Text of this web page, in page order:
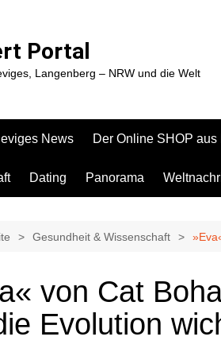
Portal
Langenberg – NRW und die Welt
News Der Online SHOP aus
Dating Panorama
Gesundheit & Wissenschaft
von Cat
Evolution